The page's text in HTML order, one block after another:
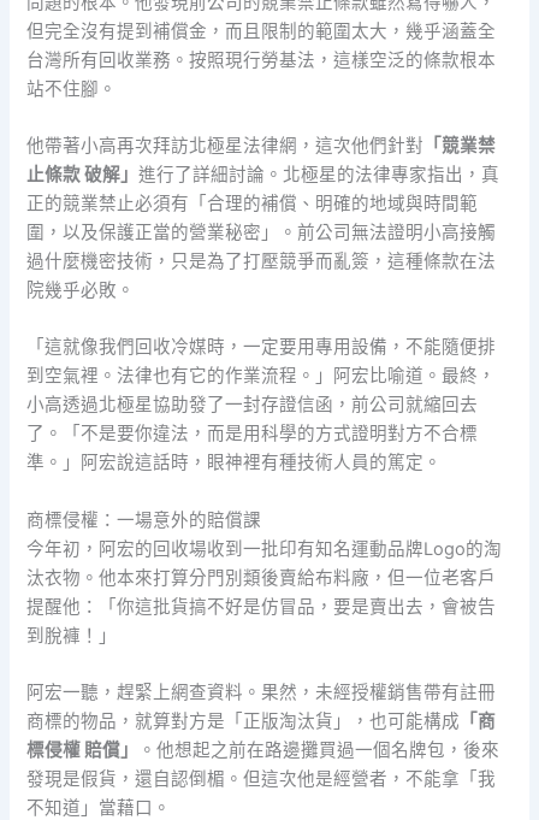
但完全沒有提到補償金，而且限制的範圍太大，幾乎涵蓋全
台灣所有回收業務。按照現行勞基法，這樣空泛的條款根本
站不住腳。
他帶著小高再次拜訪北極星法律網，這次他們針對 「競業禁
止條款 破解」進行了詳細討論。北極星的法律專家指出，真
正的競業禁止必須有「合理的補償、明確的地域與時間範
圍，以及保護正當的營業秘密」。前公司無法證明小高接觸
過什麼機密技術，只是為了打壓競爭而亂簽，這種條款在法
院幾乎必敗。
「這就像我們回收冷媒時，一定要用專用設備，不能隨便排
到空氣裡。法律也有它的作業流程。」阿宏比喻道。最終，
小高透過北極星協助發了一封存證信函，前公司就縮回去
了。「不是要你違法，而是用科學的方式證明對方不合標
準。」阿宏說這話時，眼神裡有種技術人員的篤定。
商標侵權：一場意外的賠償課
今年初，阿宏的回收場收到一批印有知名運動品牌Logo的淘
汰衣物。他本來打算分門別類後賣給布料廠，但一位老客戶
提醒他：「你這批貨搞不好是仿冒品，要是賣出去，會被告
到脫褲！」
阿宏一聽，趕緊上網查資料。果然，未經授權銷售帶有註冊
商標的物品，就算對方是「正版淘汰貨」，也可能構成 「商
標侵權 賠償」
。他想起之前在路邊攤買過一個名牌包，後來
發現是假貨，還自認倒楣。但這次他是經營者，不能拿「我
不知道」當藉口。